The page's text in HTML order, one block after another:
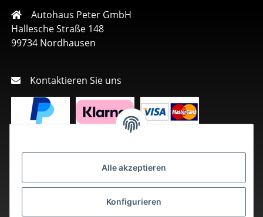
Alle akzeptieren
Konfigurieren
Autohaus Peter GmbH
Hallesche Straße 148
99734 Nordhausen
Kontaktieren Sie uns